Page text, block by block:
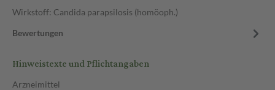
Wirkstoff: Candida parapsilosis (homöoph.)
Bewertungen
Hinweistexte und Pflichtangaben
Arzneimittel